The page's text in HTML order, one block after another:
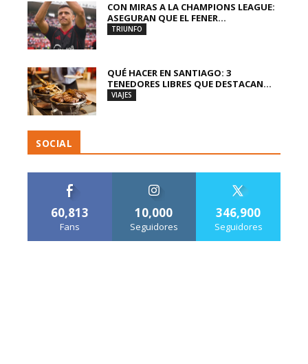
CON MIRAS A LA CHAMPIONS LEAGUE:
ASEGURAN QUE EL FENER...
TRIUNFO
QUÉ HACER EN SANTIAGO: 3
TENEDORES LIBRES QUE DESTACAN...
VIAJES
SOCIAL
60,813
Fans
10,000
Seguidores
346,900
Seguidores